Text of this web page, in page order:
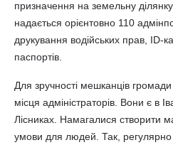
призначення на земельну
надається орієнтовно 110
друкування водійських прав, ІD-
паспортів.
Для зручності мешканців громади
місця адміністраторів. Вони є в
Лісниках. Намагалися створити
умови для людей. Так, регулярно